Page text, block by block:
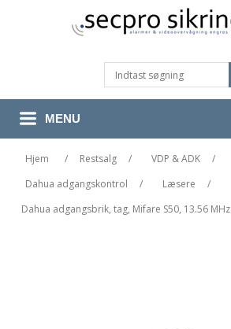
MENU
Hjem / Restsalg / VDP & ADK
/
Dahua adgangskontrol
/ Læsere
/
Dahua adgangsbrik, tag, Mifare S50, 13.56 MHz